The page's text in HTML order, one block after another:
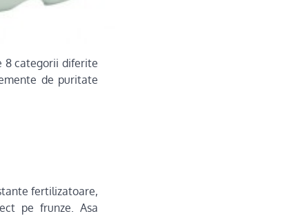
8 categorii diferite
de puritate
fertilizatoare,
pe frunze. Asa